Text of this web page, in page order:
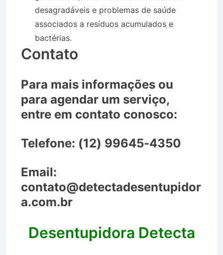
desagradáveis e problemas de saúde
associados a resíduos acumulados e
bactérias.
Contato
Para mais informações ou
para agendar um serviço,
entre em contato conosco:
Telefone: (12) 99645-4350
Email:
contato@detectadesentupidor
a.com.br
Desentupidora Detecta